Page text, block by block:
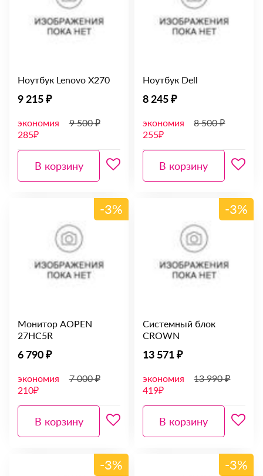
Ноутбук Lenovo X270
9 215 ₽
экономия
285₽
9 500 ₽
В корзину
Ноутбук Dell
8 245 ₽
экономия
255₽
8 500 ₽
В корзину
-3%
Монитор AOPEN
27HC5R
6 790 ₽
экономия
210₽
7 000 ₽
В корзину
-3%
Системный блок
CROWN
13 571 ₽
экономия
419₽
13 990 ₽
В корзину
-3% -3%